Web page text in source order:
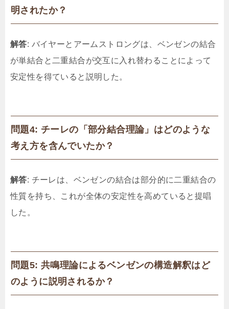
明されたか？
解答: バイヤーとアームストロングは、ベンゼンの結合
が単結合と二重結合が交互に入れ替わることによって
安定性を得ていると説明した。
問題4: チーレの「部分結合理論」はどのような
考え方を含んでいたか？
解答: チーレは、ベンゼンの結合は部分的に二重結合の
性質を持ち、これが全体の安定性を高めていると提唱
した。
問題5: 共鳴理論によるベンゼンの構造解釈はど
のように説明されるか？